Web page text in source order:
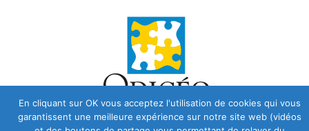
En cliquant sur OK vous acceptez l'utilisation de cookies qui vous
garantissent une meilleure expérience sur notre site web (vidéos